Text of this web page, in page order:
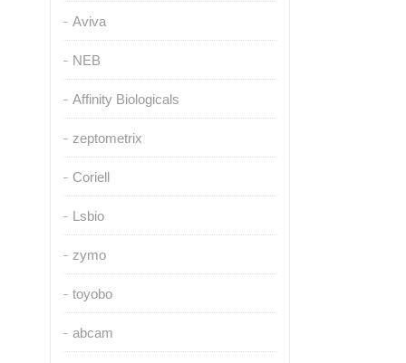
Aviva
NEB
Affinity Biologicals
zeptometrix
Coriell
Lsbio
zymo
toyobo
abcam